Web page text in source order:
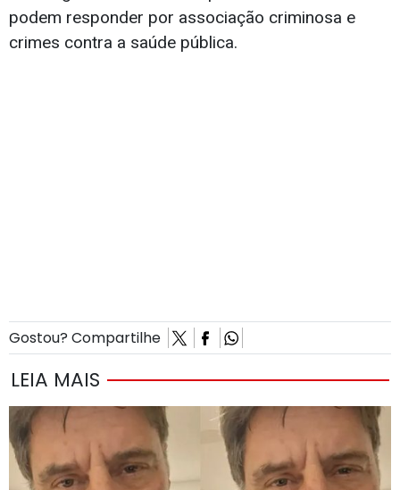
podem responder por associação criminosa e
crimes contra a saúde pública.
Gostou? Compartilhe
LEIA MAIS